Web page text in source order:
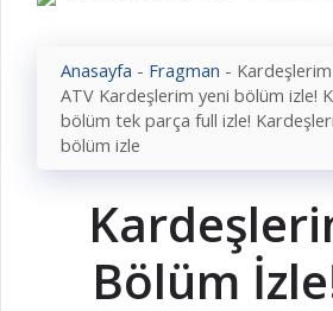
Anasayfa - Fragman -
ATV Kardeşlerim yeni bölüm izle!
bölüm tek parça full izle!
bölüm izle
Bölüm